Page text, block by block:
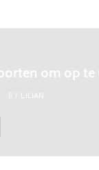
om op te
LILIAN